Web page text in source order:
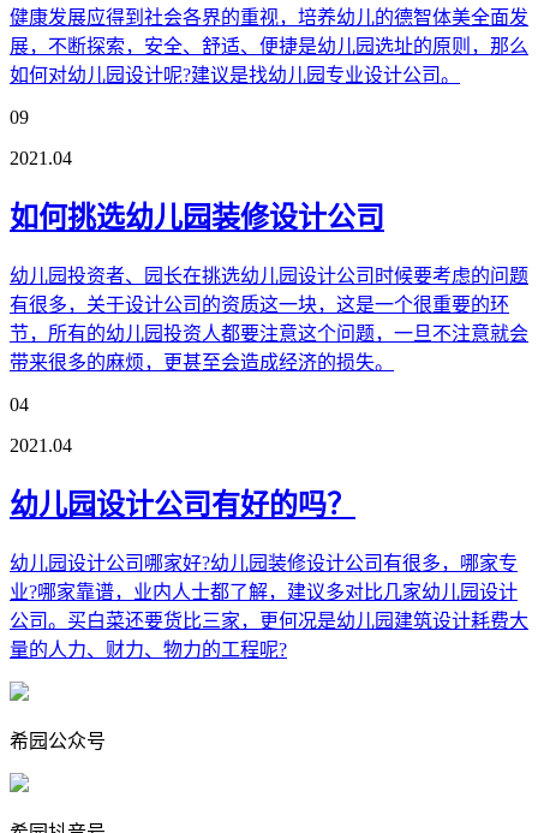
健康发展应得到社会各界的重视，培养幼儿的德智体美全面发
展，不断探索，安全、舒适、便捷是幼儿园选址的原则，那么
如何对幼儿园设计呢?建议是找幼儿园专业设计公司。
09
2021.04
如何挑选幼儿园装修设计公司
幼儿园投资者、园长在挑选幼儿园设计公司时候要考虑的问题
有很多，关于设计公司的资质这一块，这是一个很重要的环
节，所有的幼儿园投资人都要注意这个问题，一旦不注意就会
带来很多的麻烦，更甚至会造成经济的损失。
04
2021.04
幼儿园设计公司有好的吗？
幼儿园设计公司哪家好?幼儿园装修设计公司有很多，哪家专
业?哪家靠谱，业内人士都了解，建议多对比几家幼儿园设计
公司。买白菜还要货比三家，更何况是幼儿园建筑设计耗费大
量的人力、财力、物力的工程呢?
希园公众号